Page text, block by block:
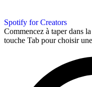
Spotify for Creators
Commencez à taper dans
touche Tab pour choisir